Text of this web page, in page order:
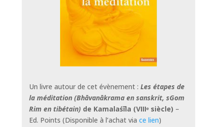
Un livre autour de cet évènement : Les étapes de
la méditation (Bhāvanākrama en sanskrit, sGom
Rim en tibétain) de Kamalaśīla (VIIIᵉ siècle) –
Ed. Points (Disponible à l’achat via ce lien)